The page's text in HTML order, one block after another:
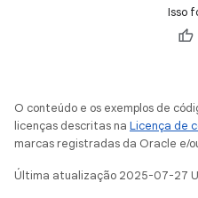
Isso
O conteúdo e os exemplos de
licenças descritas na Licença de
marcas registradas da Oracle e/
Última atualização 2025-07-27